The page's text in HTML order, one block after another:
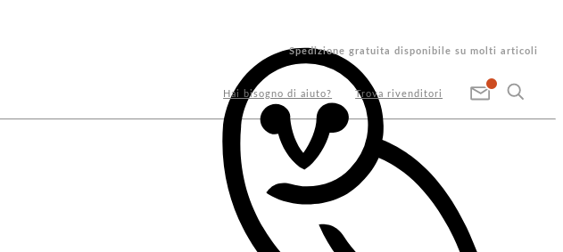
Spedizione gratuita disponibile su molti articoli
Hai bisogno di aiuto? Trova rivenditori